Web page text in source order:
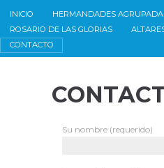
INICIO HERMANDADES
ROSARIO DE LAS GLORIAS
CONTACTO
Su nombre (requerido)